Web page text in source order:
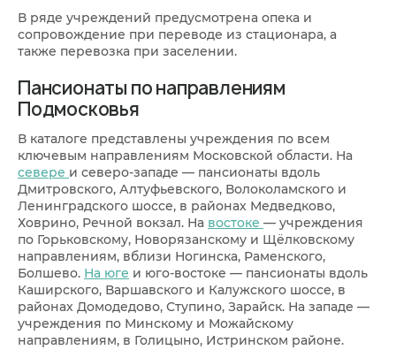
В ряде учреждений предусмотрена опека и
сопровождение при переводе из стационара, а
также перевозка при заселении.
Пансионаты по направлениям
Подмосковья
В каталоге представлены учреждения по всем
ключевым направлениям Московской области. На
севере и северо-западе — пансионаты вдоль
Дмитровского, Алтуфьевского, Волоколамского и
Ленинградского шоссе, в районах Медведково,
Ховрино, Речной вокзал. На востоке — учреждения
по Горьковскому, Новорязанскому и Щёлковскому
направлениям, вблизи Ногинска, Раменского,
Болшево. На юге и юго-востоке — пансионаты вдоль
Каширского, Варшавского и Калужского шоссе, в
районах Домодедово, Ступино, Зарайск. На западе —
учреждения по Минскому и Можайскому
направлениям, в Голицыно, Истринском районе.